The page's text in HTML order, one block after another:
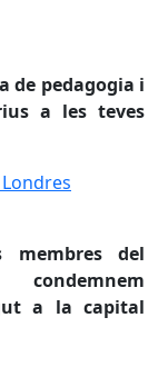
de pedagogia i
a les teves
del
a la capital